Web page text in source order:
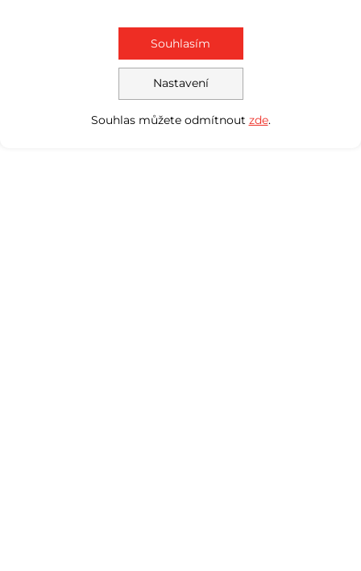
Nastavení
Souhlasím
Souhlas můžete odmítnout zde.